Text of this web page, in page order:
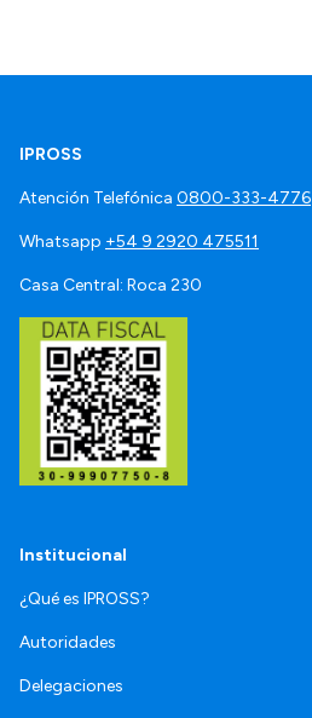
IPROSS
Atención Telefónica 0800-333-4776
Whatsapp +54 9 2920 475511
Casa Central: Roca 230
Institucional
¿Qué es IPROSS?
Autoridades
Delegaciones